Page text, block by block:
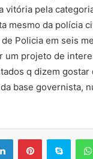
vitória pela
mesmo da polícia
Policia em seis
um projeto de
q dizem gostar
base governista,